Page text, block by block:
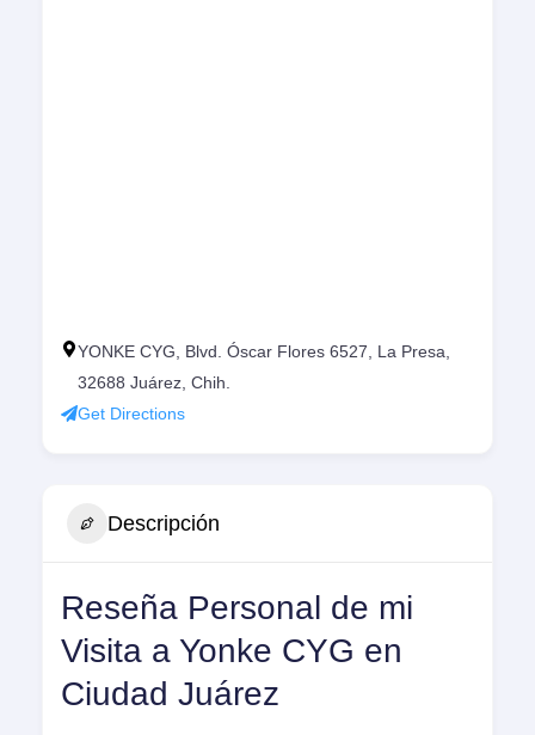
YONKE CYG, Blvd. Óscar Flores 6527, La Presa,
32688 Juárez, Chih.
Get Directions
Descripción
Reseña Personal de mi
Visita a Yonke CYG en
Ciudad Juárez